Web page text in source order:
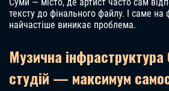
тексту до фінального файлу. І саме на
найчастіше виникає проблема.
Музична інфраструктура
студій — максимум